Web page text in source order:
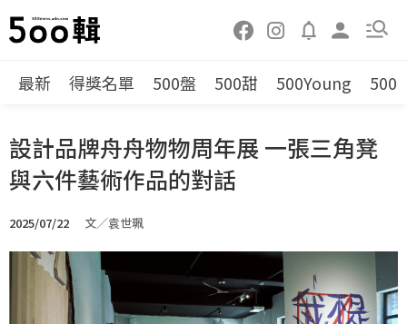
最新 得獎名單 500盤 500甜 500Young 500
設計品牌舟舟物物周年展 一張三角凳
與六件藝術作品的對話
2025/07/22 文／袁世珮